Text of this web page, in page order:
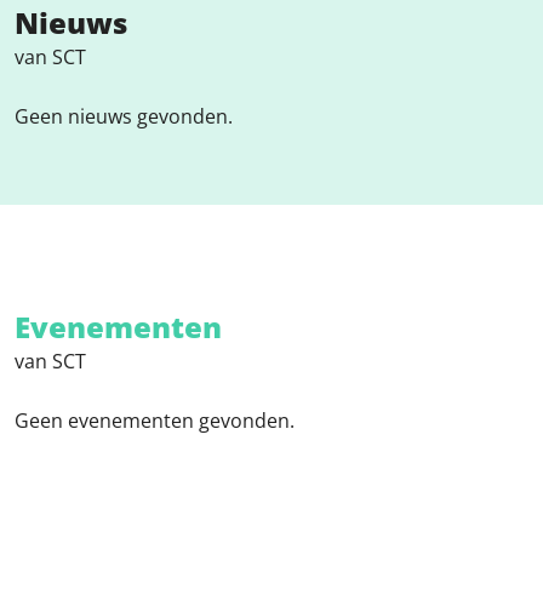
Nieuws
van SCT
Geen nieuws gevonden.
Evenementen
van SCT
Geen evenementen gevonden.